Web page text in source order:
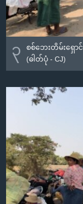
၃
စစ်ဘေးတိမ်းရှော
(ဓါတ်ပုံ - CJ)